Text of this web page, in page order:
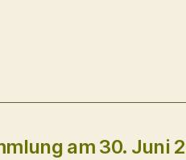
am 30. Juni